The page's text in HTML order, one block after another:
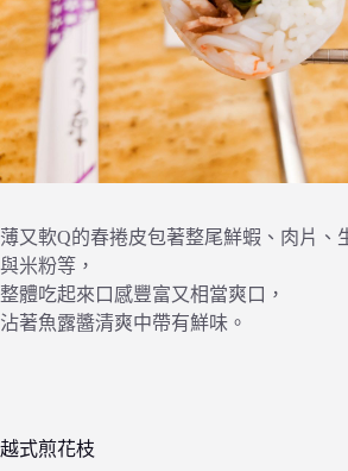
薄又軟Q的春捲皮包著整尾鮮蝦、肉片、
與米粉等，
整體吃起來口感豐富又相當爽口，
沾著魚露醬清爽中帶有鮮味。
越式煎花枝